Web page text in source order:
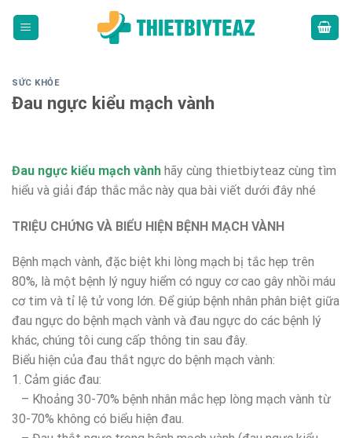
SỨC KHỎE
Đau ngực kiểu mạch vành
Đau ngực kiểu mạch vành hãy cùng thietbiyteaz cùng tìm
hiểu và giải đáp thắc mắc này qua bài viết dưới đây nhé
TRIỆU CHỨNG VÀ BIỂU HIỆN BỆNH MẠCH VÀNH
Bệnh mạch vành, đặc biệt khi lòng mạch bị tắc hẹp trên
80%, là một bệnh lý nguy hiểm có nguy cơ cao gây nhồi máu
cơ tim và tỉ lệ tử vong lớn. Để giúp bệnh nhân phân biệt giữa
đau ngực do bệnh mạch vành và đau ngực do các bệnh lý
khác, chúng tôi cung cấp thông tin sau đây.
Biểu hiện của đau thắt ngực do bệnh mạch vành:
1. Cảm giác đau:
– Khoảng 30-70% bệnh nhân mắc hẹp lòng mạch vành từ
30-70% không có biểu hiện đau.